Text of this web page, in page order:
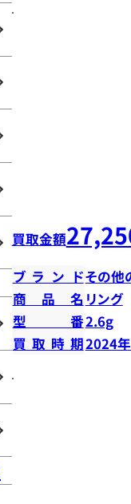
買取金額
ブランドその他
商品名 リング
型番2.6g
買取時期2024